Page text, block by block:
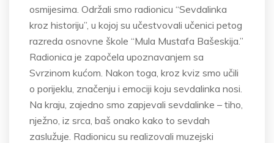
osmijesima. Održali smo radionicu “Sevdalinka
kroz historiju”, u kojoj su učestvovali učenici petog
razreda osnovne škole “Mula Mustafa Bašeskija.”
Radionica je započela upoznavanjem sa
Svrzinom kućom. Nakon toga, kroz kviz smo učili
o porijeklu, značenju i emociji koju sevdalinka nosi.
Na kraju, zajedno smo zapjevali sevdalinke – tiho,
nježno, iz srca, baš onako kako to sevdah
zaslužuje. Radionicu su realizovali muzejski